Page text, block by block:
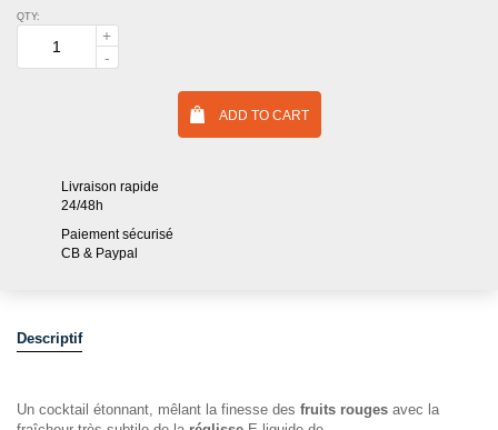
QTY:
ADD TO CART
Livraison rapide
24/48h
Paiement sécurisé
CB & Paypal
Descriptif
Un cocktail étonnant, mêlant la finesse des fruits rouges avec la